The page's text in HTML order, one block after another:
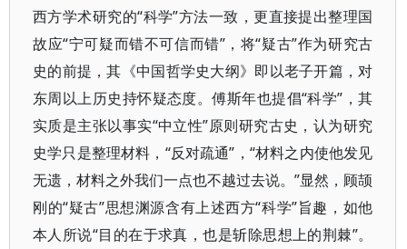
西方学术研究的“科学”方法一致，更直接提出整理国
故应“宁可疑而错不可信而错”，将“疑古”作为研究古
史的前提，其《中国哲学史大纲》即以老子开篇，对
东周以上历史持怀疑态度。傅斯年也提倡“科学”，其
实质是主张以事实“中立性”原则研究古史，认为研究
史学只是整理材料，“反对疏通”，“材料之内使他发见
无遗，材料之外我们一点也不越过去说。”显然，顾颉
刚的“疑古”思想渊源含有上述西方“科学”旨趣，如他
本人所说“目的在于求真，也是斩除思想上的荆棘”。